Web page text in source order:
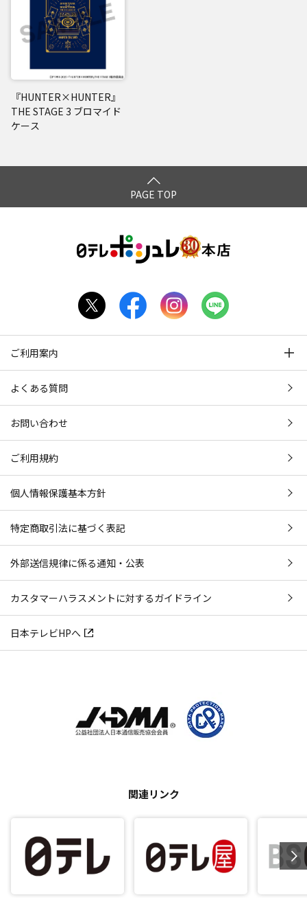
『HUNTER×HUNTER』
THE STAGE 3 ブロマイド
ケース
PAGE TOP
ご利用案内
よくある質問
お問い合わせ
ご利用規約
個人情報保護基本方針
特定商取引法に基づく表記
外部送信規律に係る通知・公表
カスタマーハラスメントに対するガイドライン
日本テレビHPへ
関連リンク